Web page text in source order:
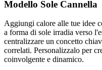
Modello Sole Cannella
Aggiungi calore alle tue idee
a forma di sole irradia verso
centralizzare un concetto
correlati. Personalizzalo per
coinvolgente e dinamico.